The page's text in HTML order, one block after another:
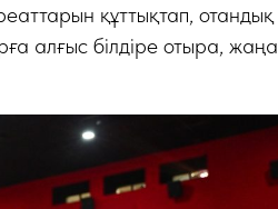
құттықтап, отандық
алғыс білдіре отыра, жаңа